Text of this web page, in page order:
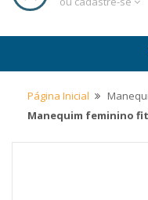
Página Inicial
Manequim feminino